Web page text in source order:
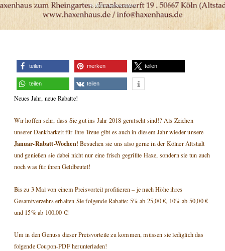
Keine Kommentare
teilen merken teilen
teilen teilen
Neues Jahr, neue Rabatte!
Wir hoffen sehr, dass Sie gut ins Jahr 2018 gerutscht sind!? Als Zeichen
unserer Dankbarkeit für Ihre Treue gibt es auch in diesem Jahr wieder unsere
Januar-Rabatt-Wochen! Besuchen sie uns also gerne in der Kölner Altstadt
und genießen sie dabei nicht nur eine frisch gegrillte Haxe, sondern sie tun auch
noch was für ihren Geldbeutel!
Bis zu 3 Mal von einem Preisvorteil profitieren – je nach Höhe ihres
Gesamtverzehrs erhalten Sie folgende Rabatte: 5% ab 25,00 €, 10% ab 50,00 €
und 15% ab 100,00 €!
Um in den Genuss dieser Preisvorteile zu kommen, müssen sie lediglich das
folgende Coupon-PDF herunterladen!